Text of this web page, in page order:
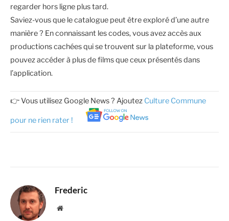
regarder hors ligne plus tard.
Saviez-vous que le catalogue peut être exploré d’une autre
manière ? En connaissant les codes, vous avez accès aux
productions cachées qui se trouvent sur la plateforme, vous
pouvez accéder à plus de films que ceux présentés dans
l’application.
👉 Vous utilisez Google News ? Ajoutez Culture Commune
pour ne rien rater !
Frederic
Website